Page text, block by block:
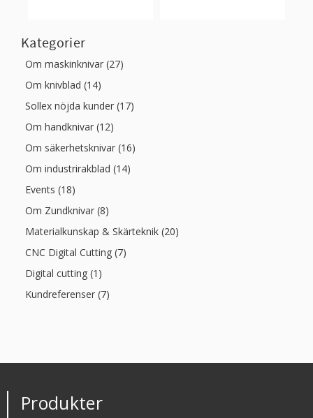
Kategorier
Om maskinknivar (27)
Om knivblad (14)
Sollex nöjda kunder (17)
Om handknivar (12)
Om säkerhetsknivar (16)
Om industrirakblad (14)
Events (18)
Om Zundknivar (8)
Materialkunskap & Skärteknik (20)
CNC Digital Cutting (7)
Digital cutting (1)
Kundreferenser (7)
Produkter